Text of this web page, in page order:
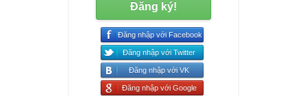
Đăng ký!
Đăng nhập với Facebook
Đăng nhập với Twitter
Đăng nhập với VK
Đăng nhập với Google